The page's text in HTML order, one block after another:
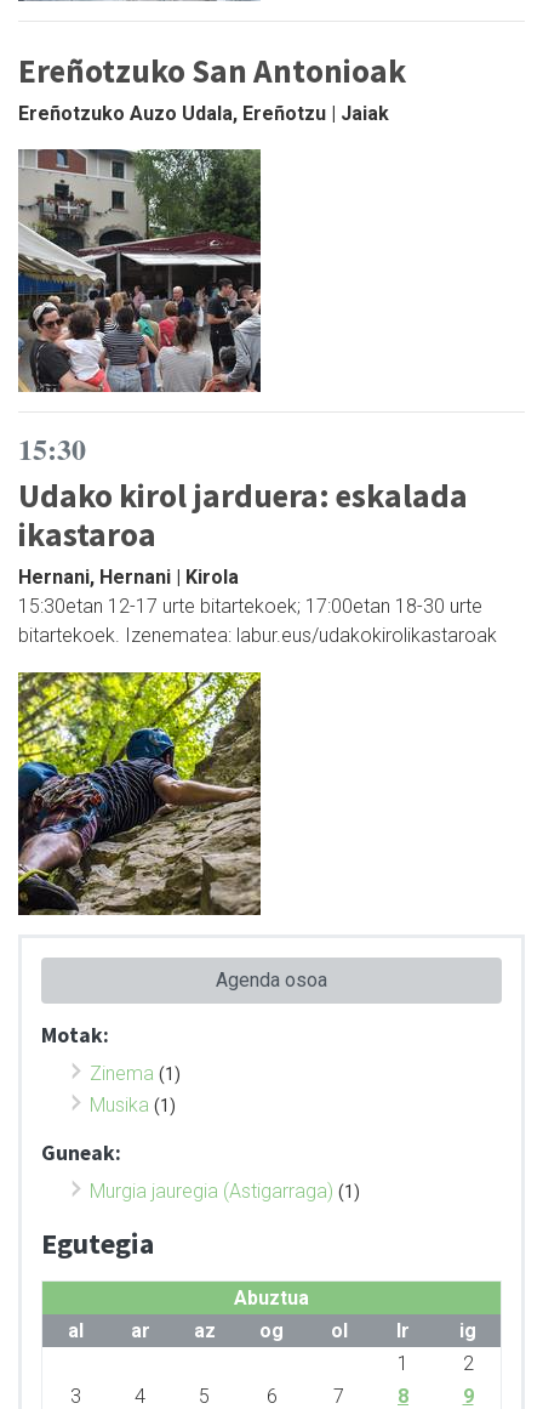
Ereñotzuko San Antonioak
Ereñotzuko Auzo Udala, Ereñotzu | Jaiak
15:30
Udako kirol jarduera: eskalada
ikastaroa
Hernani, Hernani | Kirola
15:30etan 12-17 urte bitartekoek; 17:00etan 18-30 urte
bitartekoek. Izenematea: labur.eus/udakokirolikastaroak
Agenda osoa
Motak:
Zinema (1)
Musika (1)
Guneak:
Murgia jauregia (Astigarraga) (1)
Egutegia
Abuztua
al
ar az og ol lr
ig
1
2
3
4 5 6 7 8
9